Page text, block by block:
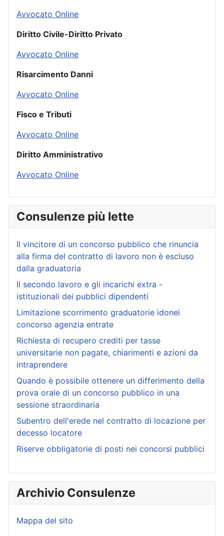
Avvocato Online
Diritto Civile-Diritto Privato
Avvocato Online
Risarcimento Danni
Avvocato Online
Fisco e Tributi
Avvocato Online
Diritto Amministrativo
Avvocato Online
Consulenze più lette
Il vincitore di un concorso pubblico che rinuncia
alla firma del contratto di lavoro non è escluso
dalla graduatoria
Il secondo lavoro e gli incarichi extra -
istituzionali dei pubblici dipendenti
Limitazione scorrimento graduatorie idonei
concorso agenzia entrate
Richiesta di recupero crediti per tasse
universitarie non pagate, chiarimenti e azioni da
intraprendere
Quando è possibile ottenere un differimento della
prova orale di un concorso pubblico in una
sessione straordinaria
Subentro dell'erede nel contratto di locazione per
decesso locatore
Riserve obbligatorie di posti nei concorsi pubblici
Archivio Consulenze
Mappa del sito